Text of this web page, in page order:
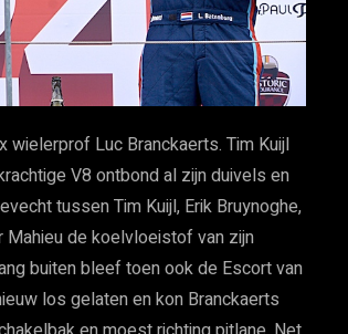
wielerprof Luc Branckaerts. Tim Kuijl
V8 ontbond al zijn duivels en
tussen Tim Kuijl, Erik Bruynoghe,
Mahieu de koelvloeistof van zijn
buiten bleef toen ook de Escort van
los gelaten en kon Branckaerts